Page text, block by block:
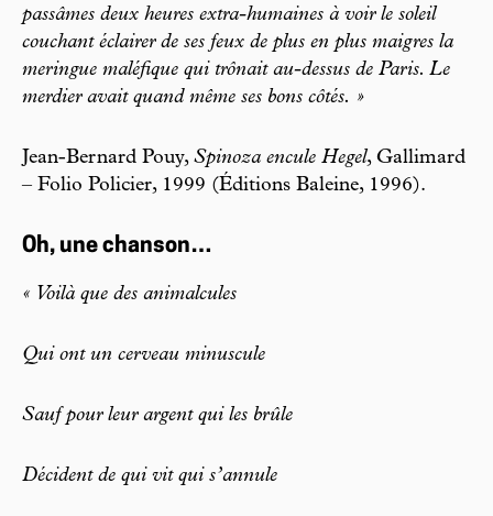
passâmes deux heures extra-humaines à voir le soleil
couchant éclairer de ses feux de plus en plus maigres la
meringue maléfique qui trônait au-dessus de Paris. Le
merdier avait quand même ses bons côtés. »
Jean-Bernard Pouy, Spinoza encule Hegel, Gallimard
– Folio Policier, 1999 (Éditions Baleine, 1996).
Oh, une chanson…
« Voilà que des animalcules
Qui ont un cerveau minuscule
Sauf pour leur argent qui les brûle
Décident de qui vit qui s’annule